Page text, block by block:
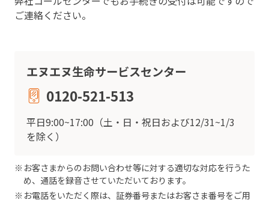
ご連絡ください。
エヌエヌ生命サービスセンター
0120-521-513
平日9:00~17:00（土・日・祝日および12/31~1/3
を除く）
お客さまからのお問い合わせ等に対する適切な対応を行うた
め、通話を録音させていただいております。
お電話をいただく際は、証券番号またはお客さま番号をご用